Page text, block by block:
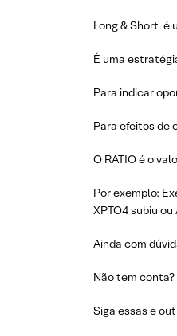
Long & Short é
É uma
Para indicar
Para efeitos de
O RATIO é o
Por exemplo:
XPTO4 subiu
Ainda com
Não tem conta?
Siga essas e